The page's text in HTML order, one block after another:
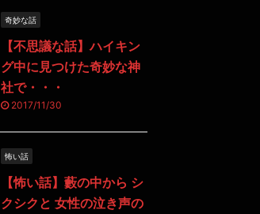
奇妙な話
【不思議な話】ハイキン
グ中に見つけた奇妙な神
社で・・・
2017/11/30
怖い話
【怖い話】藪の中から シ
クシクと 女性の泣き声の